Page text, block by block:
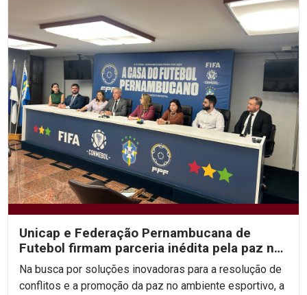
Unicap e Federação Pernambucana de
Futebol firmam parceria inédita pela paz no
esporte
Na busca por soluções inovadoras para a resolução de
conflitos e a promoção da paz no ambiente esportivo, a